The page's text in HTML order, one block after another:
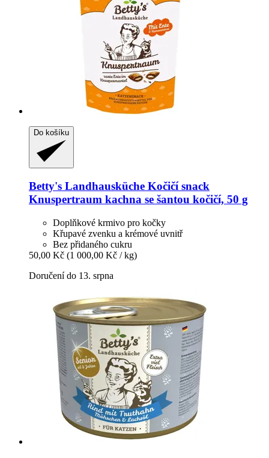
Do košíku
Betty's Landhausküche Kočičí snack
Knuspertraum kachna se šantou kočičí, 50 g
Doplňkové krmivo pro kočky
Křupavé zvenku a krémové uvnitř
Bez přidaného cukru
50,00 Kč (1 000,00 Kč / kg)
Doručení do 13. srpna